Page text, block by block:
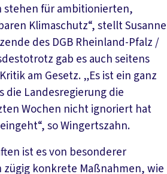
stehen für ambitionierten,
Klimaschutz“, stellt Susanne
des DGB Rheinland-Pfalz /
gab es auch seitens
am Gesetz. „Es ist ein ganz
die Landesregierung die
Wochen nicht ignoriert hat
so Wingertszahn.
ist es von besonderer
zügig konkrete Maßnahmen, wie